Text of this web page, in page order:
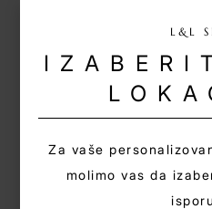
L&L
Za vaše
molimo vas da